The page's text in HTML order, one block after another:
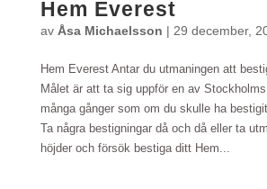
Hem Everest
av Åsa Michaelsson | 29 december,
Hem Everest Antar du utmaningen att
Målet är att ta sig uppför en av
många gånger som om du skulle ha
Ta några bestigningar då och då eller ta
höjder och försök bestiga ditt Hem...